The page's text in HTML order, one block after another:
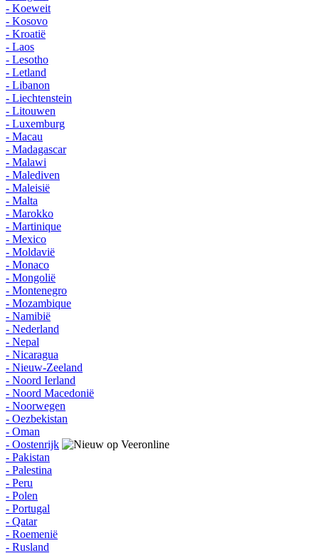
- Koeweit
- Kosovo
- Kroatië
- Laos
- Lesotho
- Letland
- Libanon
- Liechtenstein
- Litouwen
- Luxemburg
- Macau
- Madagascar
- Malawi
- Malediven
- Maleisië
- Malta
- Marokko
- Martinique
- Mexico
- Moldavië
- Monaco
- Mongolië
- Montenegro
- Mozambique
- Namibië
- Nederland
- Nepal
- Nicaragua
- Nieuw-Zeeland
- Noord Ierland
- Noord Macedonië
- Noorwegen
- Oezbekistan
- Oman
- Oostenrijk
- Pakistan
- Palestina
- Peru
- Polen
- Portugal
- Qatar
- Roemenië
- Rusland